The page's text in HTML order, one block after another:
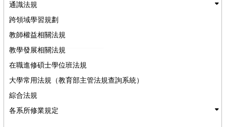
通識法規
跨領域學習規劃
教師權益相關法規
教學發展相關法規
在職進修碩士學位班法規
大學常用法規（教育部主管法規查詢系統）
綜合法規
各系所修業規定